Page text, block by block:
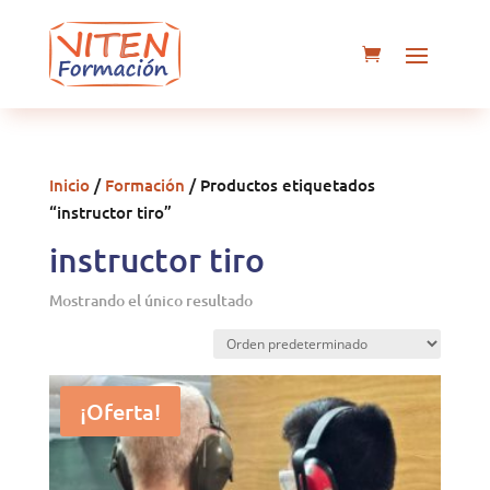
Inicio/ Formación / Productos etiquetados
“instructor tiro”
instructor tiro
Mostrando el único resultado
¡Oferta!